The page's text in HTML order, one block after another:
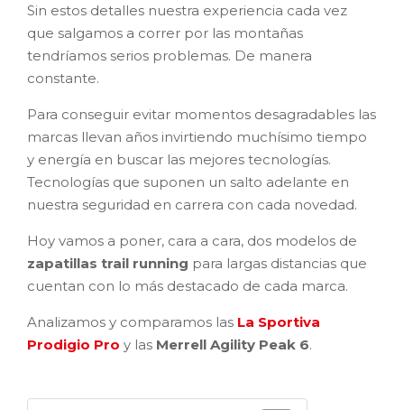
Sin estos detalles nuestra experiencia cada vez
que salgamos a correr por las montañas
tendríamos serios problemas. De manera
constante.
Para conseguir evitar momentos desagradables las
marcas llevan años invirtiendo muchísimo tiempo
y energía en buscar las mejores tecnologías.
Tecnologías que suponen un salto adelante en
nuestra seguridad en carrera con cada novedad.
Hoy vamos a poner, cara a cara, dos modelos de
zapatillas trail running para largas distancias que
cuentan con lo más destacado de cada marca.
Analizamos y comparamos las La Sportiva
Prodigio Pro y las Merrell Agility Peak 6.